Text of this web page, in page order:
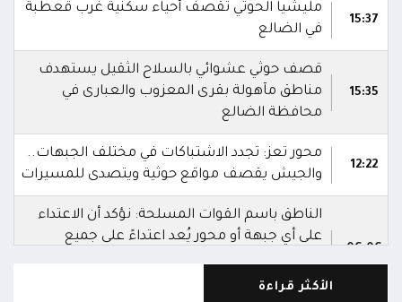
15:37
مليشيا الحوثي تقصف أحياء سكنية غرب قعطبة
في الضالع
15:35
قصف حوثي عشوائي بالسلاح الثقيل يستهدف
مناطق مآهولة بقرى المعزوب والعبارى في
محافظة الضالع
12:22
محور تعز: تجدد الاشتباكات في مختلف الجبهات..
والجيش يقصف مواقع حوثية ويتصدى للمسيرات
06:06
الناطق باسم القوات المسلحة: نؤكد أن الاعتداء
على أي جبهة أو محور يُعد اعتداءً على جميع
بمختلف تشكيلاتها ووحداتها ومنتسبيها
الأكثر قراءة